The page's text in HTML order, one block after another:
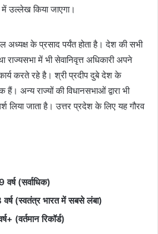
में उल्लेख किया जाएगा।
अध्यक्ष के प्रसाद पर्यंत होता है। देश की सभी
में भी सेवानिवृत्त अधिकारी अपने
करते रहे है। श्री प्रदीप दुबे देश के
हैं। अन्य राज्यों की विधानसभाओं द्वारा भी
लिया जाता है। उत्तर प्रदेश के लिए यह गौरव
(सर्वाधिक)
(स्वतंत्र भारत में सबसे लंबा)
(वर्तमान रिकॉर्ड)